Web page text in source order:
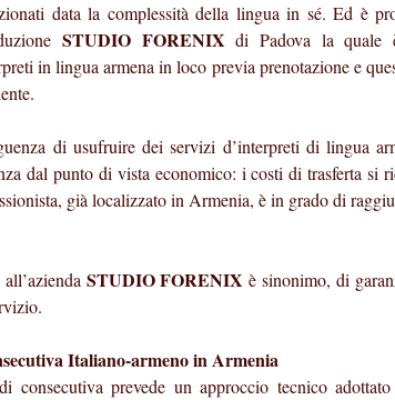
data la complessità della lingua in sé. Ed è
STUDIO FORENIX di Padova la
in lingua armena in loco previa prenotazione e
di usufruire dei servizi d’interpreti di lingua
dal punto di vista economico: i costi di trasferta si
già localizzato in Armenia, è in grado di
STUDIO FORENIX è sinonimo, di
Italiano-armeno in Armenia
consecutiva prevede un approccio tecnico